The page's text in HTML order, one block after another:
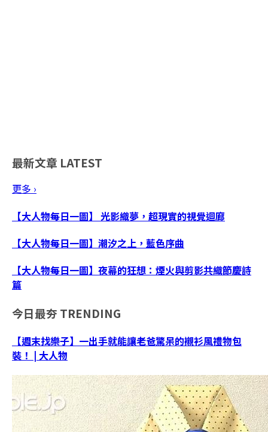
最新文章 LATEST
更多 ›
【大人物每日一圖】 光影織夢，超現實的視覺迴廊
【大人物每日一圖】潮汐之上，藍色序曲
【大人物每日一圖】夜幕的狂想：煙火與剪影共織節慶詩
篇
今日最夯 TRENDING
【週末找樂子】一出手就能讓老爸驚呆的襯衫風禮物包
裝！ | 大人物